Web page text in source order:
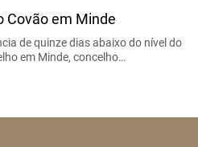
Covão em Minde
de quinze dias abaixo do nível do
em Minde, concelho…